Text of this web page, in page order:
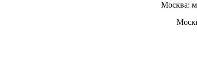
Москва: